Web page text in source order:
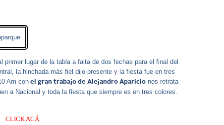
lugar de la tabla a falta de dos fechas para el final del
la hinchada más fiel dijo presente y la fiesta fue en tres
Am conel gran trabajo de Alejandro Aparicionos retrata
a Nacional y toda la fiesta que siempre es en tres colores.
CLICK ACÁ